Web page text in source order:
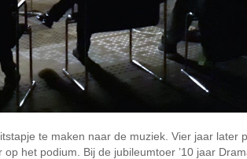
te maken naar de muziek. Vier jaar later
het podium. Bij de jubileumtoer ’10 jaar